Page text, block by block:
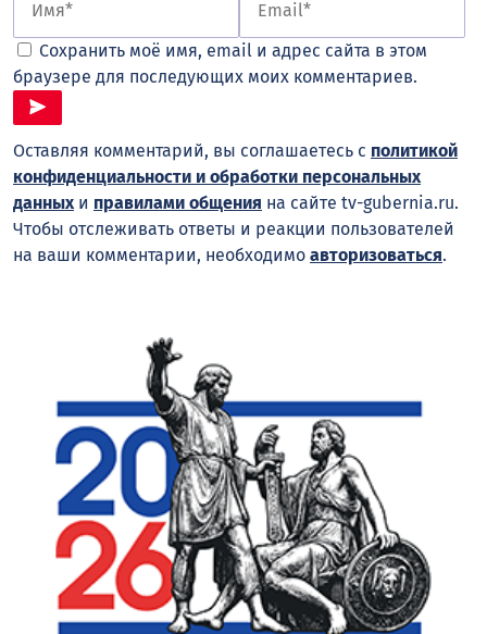
Сохранить моё имя, email и адрес сайта в этом
браузере для последующих моих комментариев.
Оставляя комментарий, вы соглашаетесь с политикой
конфиденциальности и обработки персональных
данныхи правилами общения на сайте tv-gubernia.ru.
Чтобы отслеживать ответы и реакции пользователей
на ваши комментарии, необходимо авторизоваться.